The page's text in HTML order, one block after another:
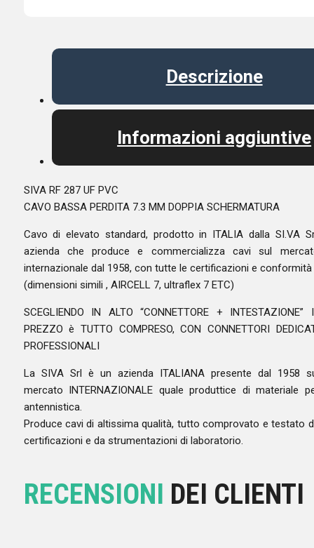
Descrizione
Informazioni aggiuntive
SIVA RF 287 UF PVC
CAVO BASSA PERDITA 7.3 MM DOPPIA SCHERMATURA
Cavo di elevato standard, prodotto in ITALIA dalla SI.VA
azienda che produce e commercializza cavi sul
internazionale dal 1958, con tutte le certificazioni e conformità
(dimensioni simili , AIRCELL 7, ultraflex 7 ETC)
SCEGLIENDO IN ALTO “CONNETTORE + INTESTAZIONE”
PREZZO è TUTTO COMPRESO, CON CONNETTORI
PROFESSIONALI
La SIVA Srl è un azienda ITALIANA presente dal 1958
mercato INTERNAZIONALE quale produttice di materiale
antennistica.
Produce cavi di altissima qualità, tutto comprovato e testato
certificazioni e da strumentazioni di laboratorio.
RECENSIONI DEI CLIENTI